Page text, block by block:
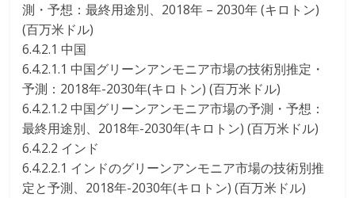
測・予想：最終用途別、2018年 – 2030年 (キロトン)
(百万米ドル)
6.4.2.1 中国
6.4.2.1.1 中国グリーンアンモニア市場の技術別推定・
予測：2018年-2030年(キロトン) (百万米ドル)
6.4.2.1.2 中国グリーンアンモニア市場の予測・予想：
最終用途別、2018年-2030年(キロトン) (百万米ドル)
6.4.2.2 インド
6.4.2.2.1 インドのグリーンアンモニア市場の技術別推
定と予測、2018年-2030年(キロトン) (百万米ドル)